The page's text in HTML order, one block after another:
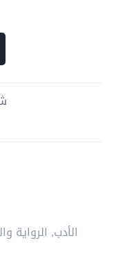
الأدب, الرواية